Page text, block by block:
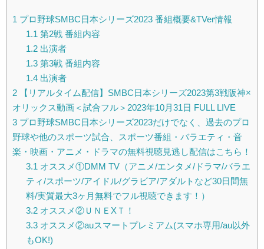
1 プロ野球SMBC日本シリーズ2023 番組概要&TVer情報
1.1 第2戦 番組内容
1.2出演者
1.3第3戦 番組内容
1.4出演者
2 【リアルタイム配信】SMBC日本シリーズ2023第3戦阪神×
オリックス動画＜試合フル＞2023年10月31日 FULL LIVE
3 プロ野球SMBC日本シリーズ2023だけでなく、過去のプロ
野球や他のスポーツ試合、スポーツ番組・バラエティ・音
楽・映画・アニメ・ドラマの無料視聴見逃し配信はこちら！
3.1 オススメ①DMM TV（アニメ/エンタメ/ドラマ/バラエ
ティ/スポーツ/アイドル/グラビア/アダルトなど30日間無
料/実質最大3ヶ月無料でフル視聴できます！）
3.2オススメ②ＵＮＥXＴ！
3.3オススメ②auスマートプレミアム(スマホ専用/au以外
もOK!)